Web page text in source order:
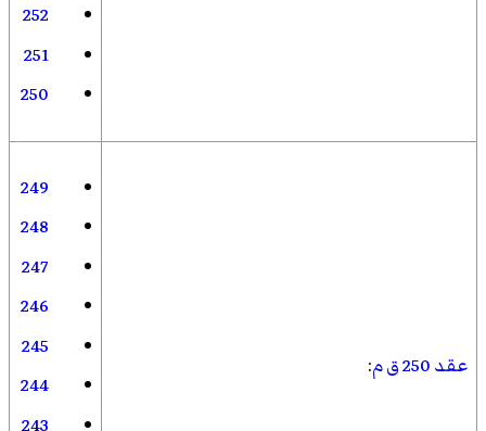
252
251
250
عقد 250 ق م :
249
248
247
246
245
244
243